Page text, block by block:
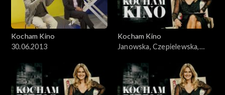
Kocham Kino
30.06.2013
Kocham Kino
Janowska, Czepielewska,
22.06.2008